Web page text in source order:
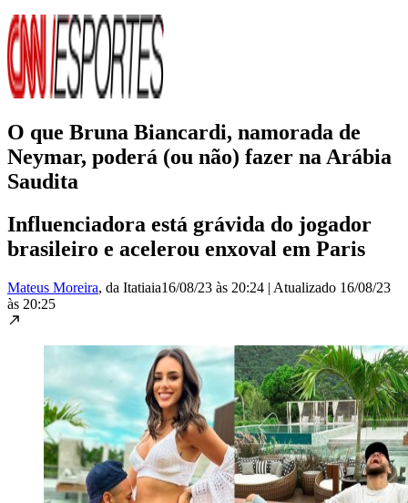
O que Bruna Biancardi, namorada de
Neymar, poderá (ou não) fazer na Arábia
Saudita
Influenciadora está grávida do jogador
brasileiro e acelerou enxoval em Paris
Mateus Moreira, da Itatiaia16/08/23 às 20:24 | Atualizado 16/08/23
às 20:25